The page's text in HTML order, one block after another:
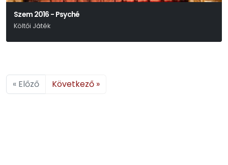
Szem 2016 - Psyché
Költői Játék
« Előző Következő »